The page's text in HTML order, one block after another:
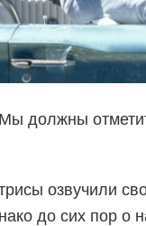
должны
озвучили
до сих пор о